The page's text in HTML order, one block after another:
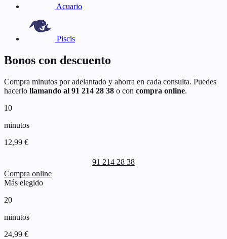
Acuario
Piscis
Bonos con descuento
Compra minutos por adelantado y ahorra en cada consulta. Puedes
hacerlo llamando al 91 214 28 38 o con compra online.
10
minutos
12,99 €
91 214 28 38
Compra online
Más elegido
20
minutos
24,99 €